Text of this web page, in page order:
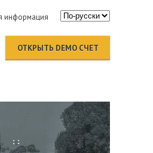
информация
ОТКРЫТЬ DEMO СЧЕТ